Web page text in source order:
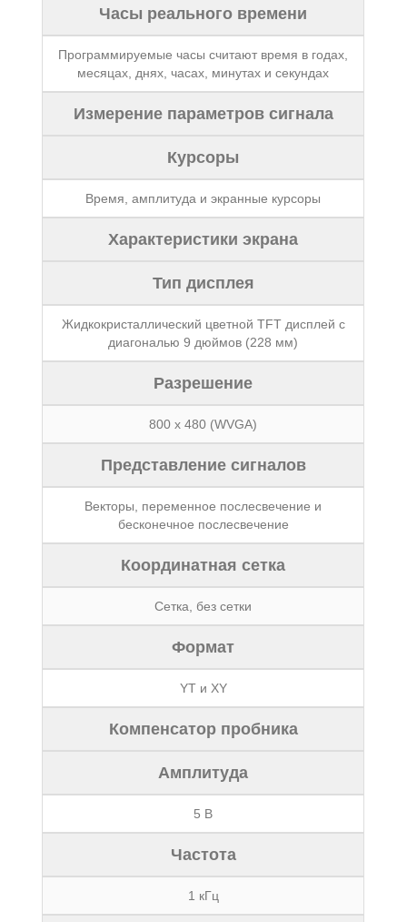
Часы реального времени
Программируемые часы считают время в годах,
месяцах, днях, часах, минутах и секундах
Измерение параметров сигнала
Курсоры
Время, амплитуда и экранные курсоры
Характеристики экрана
Тип дисплея
Жидкокристаллический цветной TFT дисплей с
диагональю 9 дюймов (228 мм)
Разрешение
800 x 480 (WVGA)
Представление сигналов
Векторы, переменное послесвечение и
бесконечное послесвечение
Координатная сетка
Сетка, без сетки
Формат
YT и XY
Компенсатор пробника
Амплитуда
5 В
Частота
1 кГц